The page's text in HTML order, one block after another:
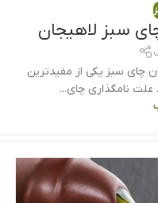
سبز لاهیجان
سبز یکی از مفیدترین
نامگذاری چای...